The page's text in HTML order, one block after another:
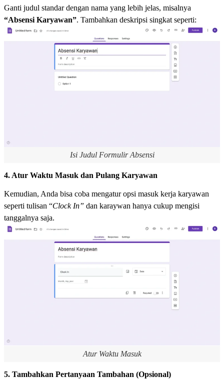
Ganti judul standar dengan nama yang lebih jelas, misalnya
“Absensi Karyawan”. Tambahkan deskripsi singkat seperti:
Isi Judul Formulir Absensi
4. Atur Waktu Masuk dan Pulang Karyawan
Kemudian, Anda bisa coba mengatur opsi masuk kerja karyawan
seperti tulisan “Clock In” dan karaywan hanya cukup mengisi
tanggalnya saja.
Atur Waktu Masuk
5. Tambahkan Pertanyaan Tambahan (Opsional)